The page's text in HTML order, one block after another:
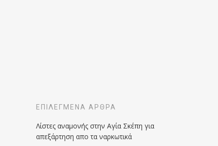
ΕΠΙΛΕΓΜΈΝΑ ΆΡΘΡΑ
Λίστες αναμονής στην Αγία Σκέπη για
απεξάρτηση απο τα ναρκωτικά